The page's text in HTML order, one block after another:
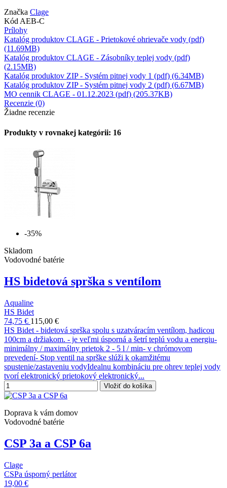
Značka Clage
KódAEB-C
Prílohy
Katalóg produktov CLAGE - Prietokové ohrievače vody (pdf)
(11.69MB)
Katalóg produktov CLAGE - Zásobníky teplej vody (pdf)
(2.15MB)
Katalóg produktov ZIP - Systém pitnej vody 1 (pdf) (6.34MB)
Katalóg produktov ZIP - Systém pitnej vody 2 (pdf) (6.67MB)
MO cennik CLAGE - 01.12.2023 (pdf) (205.37KB)
Recenzie (0)
Žiadne recenzie
Produkty v rovnakej kategórii: 16
-35%
Skladom
Vodovodné batérie
HS bidetová sprška s ventílom
Aqualine
HS Bidet
74,75 € 115,00 €
HS Bidet - bidetová sprška spolu s uzatváracím ventílom, hadicou
100cm a držiakom. - je veľmi úsporná a šetrí teplú vodu a energiu-
minimálny / maximálny prietok 2 - 5 l / min- v chrómovom
prevedení- Stop ventil na sprške slúži k okamžitému
spustenie/zastaveniu vodyIdealnu kombináciu pre ohrev teplej vody
tvorí elektronický prietokový elektronický...
Vložiť do košíka
Doprava k vám domov
Vodovodné batérie
CSP 3a a CSP 6a
Clage
CSPa úsporný perlátor
19,00 €